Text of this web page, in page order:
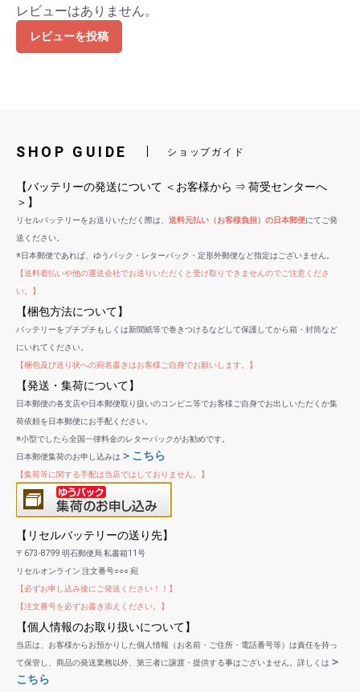
レビューはありません。
レビューを投稿
SHOP GUIDE ショップガイド
【バッテリーの発送について ＜お客様から ⇒ 荷受センターへ
＞】
リセルバッテリーをお送りいただく際は、 送料元払い（お客様負担）の日本郵便にてご発
送ください。
※日本郵便であれば、ゆうパック・レターパック・定形外郵便など指定はございません。
【送料着払いや他の運送会社でお送りいただくと受け取りできませんのでご注意くださ
い。】
【梱包方法について】
バッテリーをプチプチもしくは新聞紙等で巻きつけるなどして保護してから箱・封筒など
にいれてください。
【梱包及び送り状への宛名書きはお客様ご自身でお願いします。】
【発送・集荷について】
日本郵便の各支店や日本郵便取り扱いのコンビニ等でお客様ご自身でお出しいただくか集
荷依頼を日本郵便にお手配ください。
※小型でしたら全国一律料金のレターパックがお勧めです。
日本郵便集荷のお申し込みは ＞こちら
【集荷等に関する手配は当店ではしておりません。】
【リセルバッテリーの送り先】
〒673-8799 明石郵便局 私書箱11号
リセルオンライン 注文番号○○○ 宛
【必ずお申し込み後にご発送ください！！】
【注文番号を必ずお書き添えください。】
【個人情報のお取り扱いについて】
当店は、お客様からお預かりした個人情報（お名前・ご住所・電話番号等）は責任を持っ
て保管し、商品の発送業務以外、第三者に譲渡・提供する事はございません。詳しくは ＞
こちら